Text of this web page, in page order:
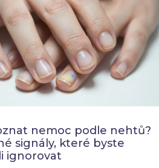
nemoc podle nehtů?
signály, které byste
ignorovat